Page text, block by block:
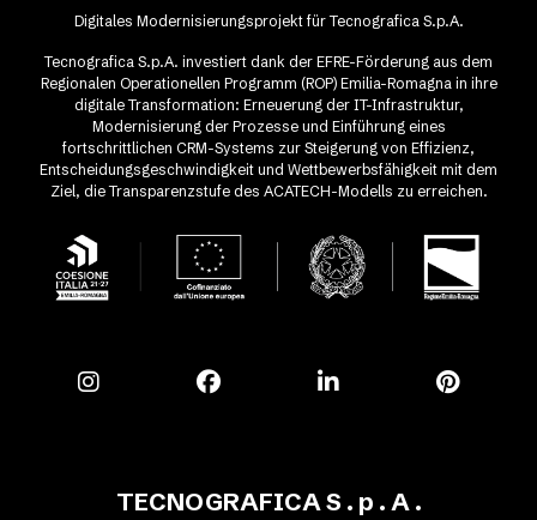
Digitales Modernisierungsprojekt für Tecnografica S.p.A.
Tecnografica S.p.A. investiert dank der EFRE-Förderung aus dem
Regionalen Operationellen Programm (ROP) Emilia-Romagna in ihre
digitale Transformation: Erneuerung der IT-Infrastruktur,
Modernisierung der Prozesse und Einführung eines
fortschrittlichen CRM-Systems zur Steigerung von Effizienz,
Entscheidungsgeschwindigkeit und Wettbewerbsfähigkeit mit dem
Ziel, die Transparenzstufe des ACATECH-Modells zu erreichen.
TECNOGRAFICA S . p . A .